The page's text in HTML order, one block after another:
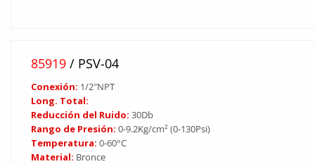
85919 / PSV-04
Conexión: 1/2″NPT
Long. Total:
Reducción del Ruido: 30Db
Rango de Presión: 0-9.2Kg/cm² (0-130Psi)
Temperatura: 0-60°C
Material: Bronce